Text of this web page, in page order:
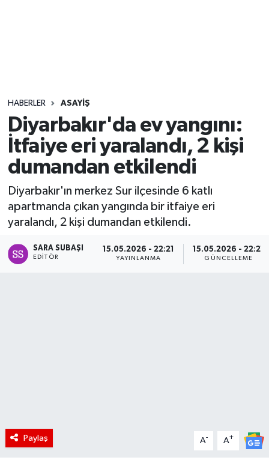
HABERLER ASAYIŞ
Diyarbakır'da ev yangını:
İtfaiye eri yaralandı, 2 kişi
dumandan etkilendi
Diyarbakır'ın merkez Sur ilçesinde 6 katlı
apartmanda çıkan yangında bir itfaiye eri
yaralandı, 2 kişi dumandan etkilendi.
SARA SUBAŞI
EDITÖR
15.05.2026 - 22:21
YAYINLANMA
15.05.2026 - 22:21
GÜNCELLEME
Paylaş A- A+
Yaşam